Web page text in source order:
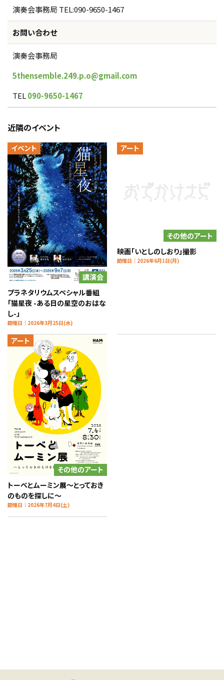
演奏会事務局 TEL:090-9650-1467
お問い合わせ
演奏会事務局
5thensemble.249.p.o@gmail.com
TEL090-9650-1467
近隣のイベント
イベント
講演会
プラネタリウムスペシャル番組
「猫星夜 -ある日の星空のおはな
し-」
開催日｜2026年3月25日(水)
アート
その他のアート
映画「いとしのしおり」撮影
開催日｜2026年6月1日(月)
アート
その他のアート
トーベとムーミン展～とっておき
のものを探しに～
開催日｜2026年7月4日(土)